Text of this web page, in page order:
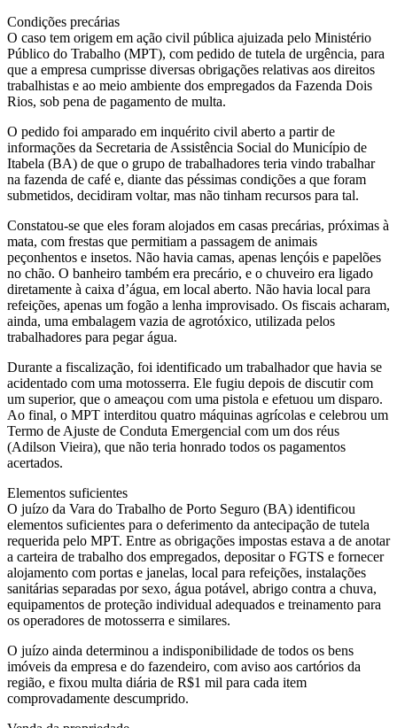
Condições precárias
O caso tem origem em ação civil pública ajuizada pelo Ministério
Público do Trabalho (MPT), com pedido de tutela de urgência, para
que a empresa cumprisse diversas obrigações relativas aos direitos
trabalhistas e ao meio ambiente dos empregados da Fazenda Dois
Rios, sob pena de pagamento de multa.
O pedido foi amparado em inquérito civil aberto a partir de
informações da Secretaria de Assistência Social do Município de
Itabela (BA) de que o grupo de trabalhadores teria vindo trabalhar
na fazenda de café e, diante das péssimas condições a que foram
submetidos, decidiram voltar, mas não tinham recursos para tal.
Constatou-se que eles foram alojados em casas precárias, próximas à
mata, com frestas que permitiam a passagem de animais
peçonhentos e insetos. Não havia camas, apenas lençóis e papelões
no chão. O banheiro também era precário, e o chuveiro era ligado
diretamente à caixa d’água, em local aberto. Não havia local para
refeições, apenas um fogão a lenha improvisado. Os fiscais acharam,
ainda, uma embalagem vazia de agrotóxico, utilizada pelos
trabalhadores para pegar água.
Durante a fiscalização, foi identificado um trabalhador que havia se
acidentado com uma motosserra. Ele fugiu depois de discutir com
um superior, que o ameaçou com uma pistola e efetuou um disparo.
Ao final, o MPT interditou quatro máquinas agrícolas e celebrou um
Termo de Ajuste de Conduta Emergencial com um dos réus
(Adilson Vieira), que não teria honrado todos os pagamentos
acertados.
Elementos suficientes
O juízo da Vara do Trabalho de Porto Seguro (BA) identificou
elementos suficientes para o deferimento da antecipação de tutela
requerida pelo MPT. Entre as obrigações impostas estava a de anotar
a carteira de trabalho dos empregados, depositar o FGTS e fornecer
alojamento com portas e janelas, local para refeições, instalações
sanitárias separadas por sexo, água potável, abrigo contra a chuva,
equipamentos de proteção individual adequados e treinamento para
os operadores de motosserra e similares.
O juízo ainda determinou a indisponibilidade de todos os bens
imóveis da empresa e do fazendeiro, com aviso aos cartórios da
região, e fixou multa diária de R$1 mil para cada item
comprovadamente descumprido.